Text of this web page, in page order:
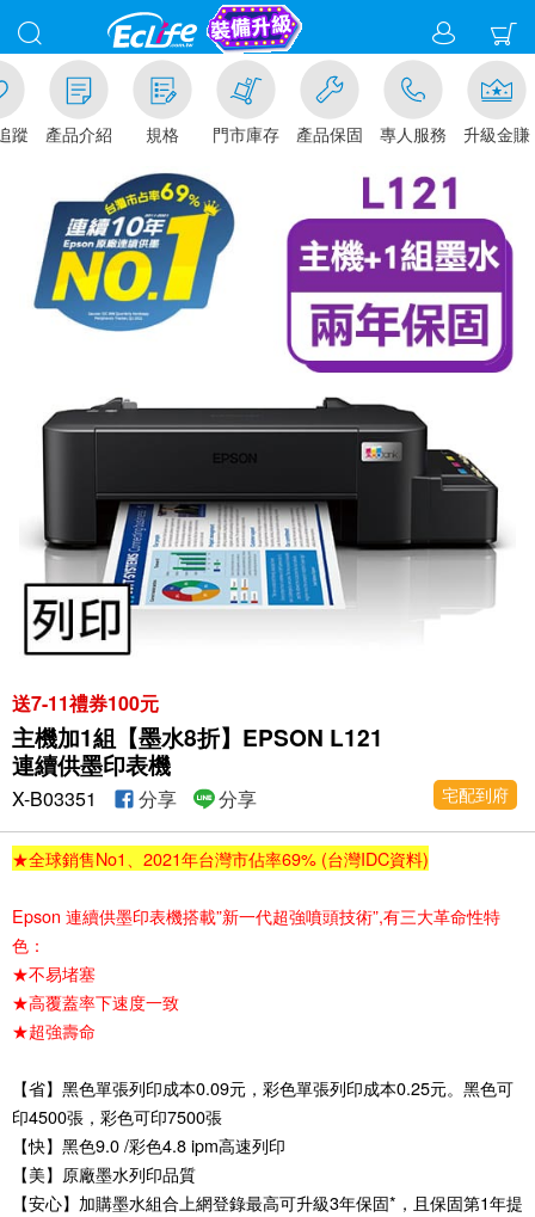
蹤 產品介紹 規格 門市庫存 產品保固 專人服務 升級金賺
送7-11禮券100元
主機加1組【墨水8折】EPSON L121
連續供墨印表機
宅配到府
X-B03351 分享 分享
★全球銷售No1、2021年台灣市佔率69% (台灣IDC資料)
Epson 連續供墨印表機搭載”新一代超強噴頭技術”,有三大革命性特
色：
★不易堵塞
★高覆蓋率下速度一致
★超強壽命
【省】黑色單張列印成本0.09元，彩色單張列印成本0.25元。黑色可
印4500張，彩色可印7500張
【快】黑色9.0 /彩色4.8 ipm高速列印
【美】原廠墨水列印品質
【安心】加購墨水組合上網登錄最高可升級3年保固*，且保固第1年提